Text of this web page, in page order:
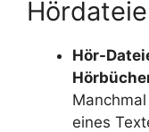
Hör-
eines